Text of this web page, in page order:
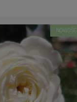
NOWOŚĆ